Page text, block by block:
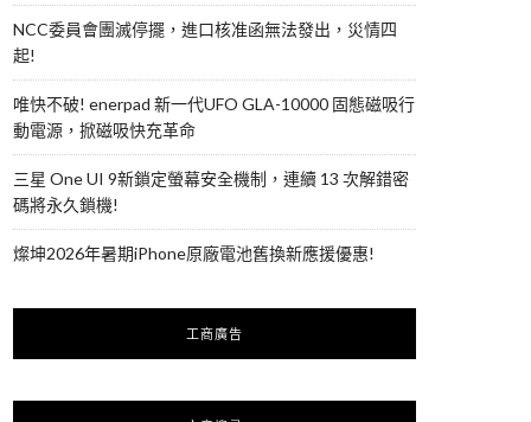
NCC委員會團滅停擺，進口核准函無法發出，災情四
起!
唯快不破! enerpad 新一代UFO GLA-10000 固態磁吸行
動電源，掀磁吸快充革命
三星 One UI 9新鎖定螢幕安全機制，連續 13 次解錯密
碼將永久鎖機!
燦坤2026年暑期iPhone原廠電池舊換新應援優惠!
工商廣告